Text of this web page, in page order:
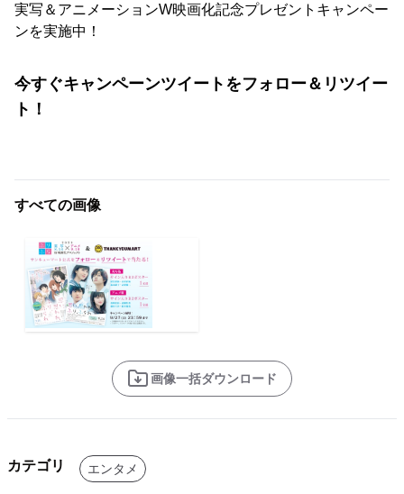
実写＆アニメーションW映画化記念プレゼントキャンペー
ンを実施中！
今すぐキャンペーンツイートをフォロー＆リツイー
ト！
すべての画像
画像一括ダウンロード
カテゴリ エンタメ